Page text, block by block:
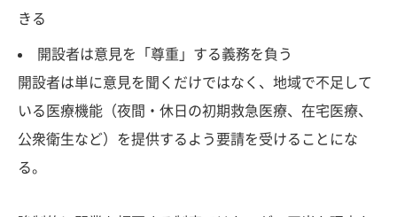
きる
開設者は意見を「尊重」する義務を負う
開設者は単に意見を聞くだけではなく、地域で不足して
いる医療機能（夜間・休日の初期救急医療、在宅医療、
公衆衛生など）を提供するよう要請を受けることにな
る。